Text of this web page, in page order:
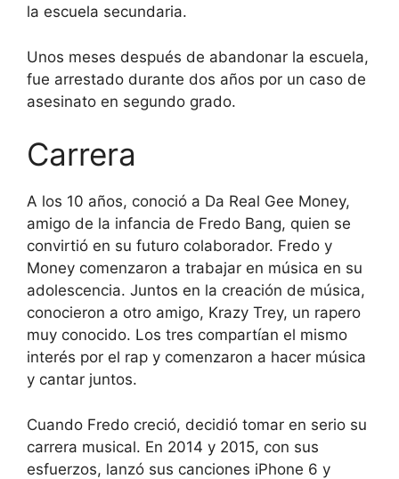
la escuela secundaria.
Unos meses después de abandonar la escuela,
fue arrestado durante dos años por un caso de
asesinato en segundo grado.
Carrera
A los 10 años, conoció a Da Real Gee Money,
amigo de la infancia de Fredo Bang, quien se
convirtió en su futuro colaborador. Fredo y
Money comenzaron a trabajar en música en su
adolescencia. Juntos en la creación de música,
conocieron a otro amigo, Krazy Trey, un rapero
muy conocido. Los tres compartían el mismo
interés por el rap y comenzaron a hacer música
y cantar juntos.
Cuando Fredo creció, decidió tomar en serio su
carrera musical. En 2014 y 2015, con sus
esfuerzos, lanzó sus canciones iPhone 6 y